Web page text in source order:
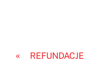
« REFUNDACJE